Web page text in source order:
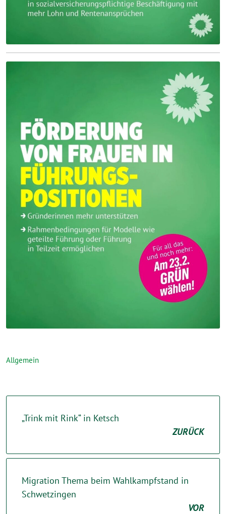
Allgemein
„Trink mit Rink“ in Ketsch
ZURÜCK
Migration Thema beim Wahlkampfstand in
Schwetzingen
VOR